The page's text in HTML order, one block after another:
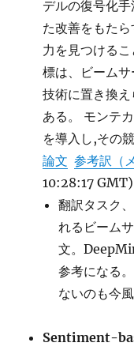
デルの復号化
た改善をもた
力を見つける
標は、ビーム
技術に置き換
ある。 モンテ
を導入し,その
論文 参考訳（
10:28:17 GMT)
翻訳タスク
れるビーム
文。
参考になる
ないのも今風
Sentiment-